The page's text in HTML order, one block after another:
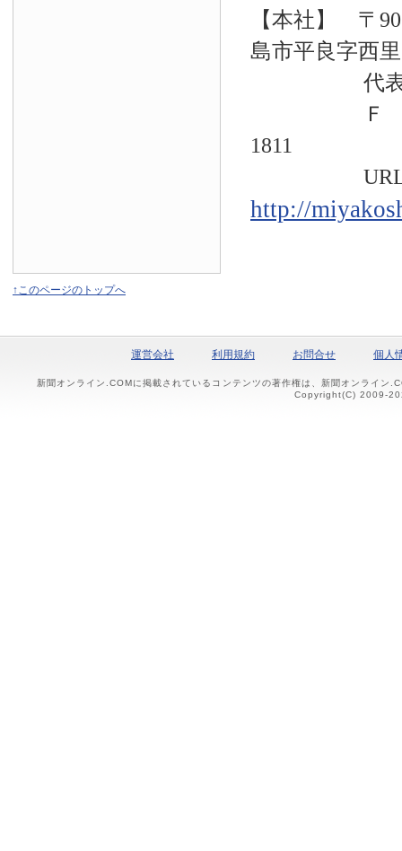
【本社】 〒
島市平良字西
代表電話
Ｆ Ａ
1811
URL
http://
↑このページのトップへ
運営会社 利用規約 お問合せ 個人
新聞オンライン.COMに掲載されているコンテンツの著作権は、新聞オンライン
Copyright(C) 2009-